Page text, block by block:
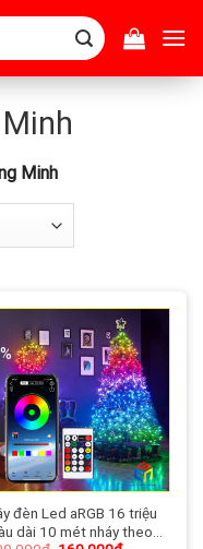
Minh
đèn Led aRGB 16 triệu
dài 10 mét nháy theo